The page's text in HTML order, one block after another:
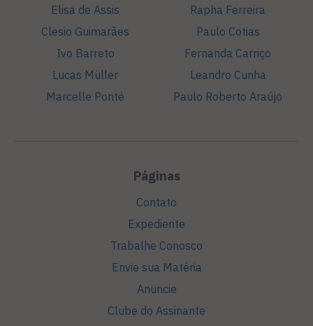
Elisa de Assis
Clesio Guimarães
Ivo Barreto
Lucas Müller
Marcelle Ponté
Rapha Ferreira
Paulo Cotias
Fernanda Carriço
Leandro Cunha
Paulo Roberto Araújo
Páginas
Contato
Expediente
Trabalhe Conosco
Envie sua Matéria
Anuncie
Clube do Assinante